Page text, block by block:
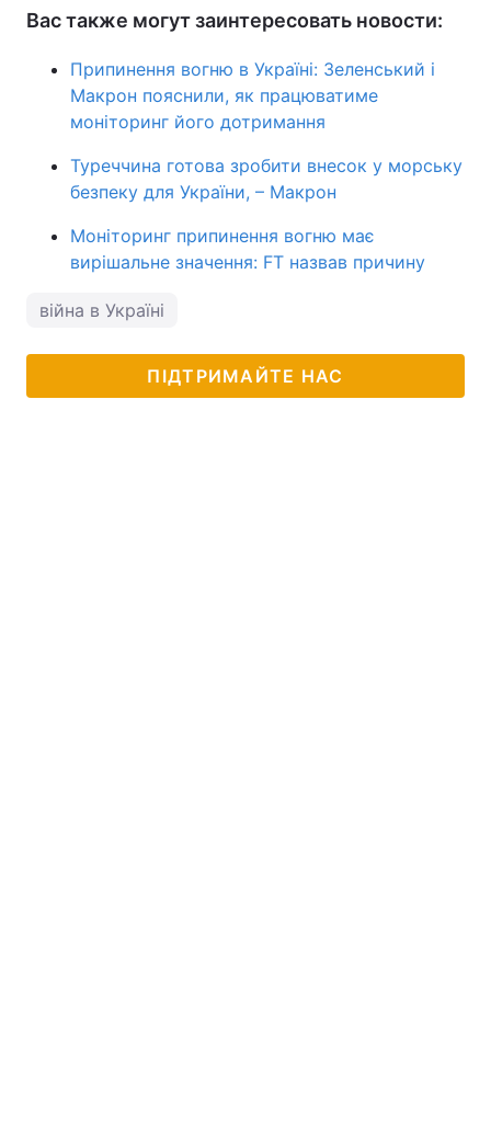
Вас также могут заинтересовать новости:
Припинення вогню в Україні: Зеленський і
Макрон пояснили, як працюватиме
моніторинг його дотримання
Туреччина готова зробити внесок у морську
безпеку для України, – Макрон
Моніторинг припинення вогню має
вирішальне значення: FT назвав причину
війна в Україні
ПІДТРИМАЙТЕ НАС